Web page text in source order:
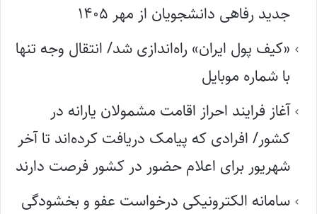
جدید رفاهی دانشجویان از مهر ۱۴۰۵
«کیف پول ایران» راه‌اندازی شد/ انتقال وجه تنها
با شماره موبایل
آغاز فرایند احراز اقامت مشمولان یارانه در
کشور/ افرادی که پیامک دریافت کرده‌اند تا آخر
شهریور برای اعلام حضور در کشور فرصت دارند
سامانه الکترونیکی درخواست عفو و بخشودگی